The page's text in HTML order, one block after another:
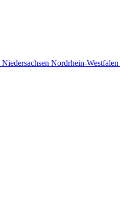
Niedersachsen Nordrhein-Westfalen